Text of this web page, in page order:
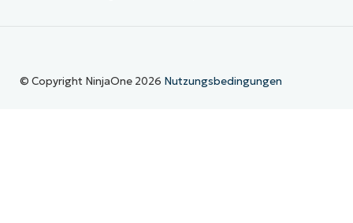
© Copyright NinjaOne 2026 Nutzungsbedingungen